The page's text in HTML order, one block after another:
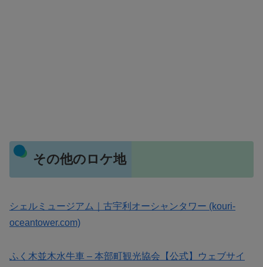
その他のロケ地
シェルミュージアム｜古宇利オーシャンタワー (kouri-
oceantower.com)
ふく木並木水牛車 – 本部町観光協会【公式】ウェブサイ